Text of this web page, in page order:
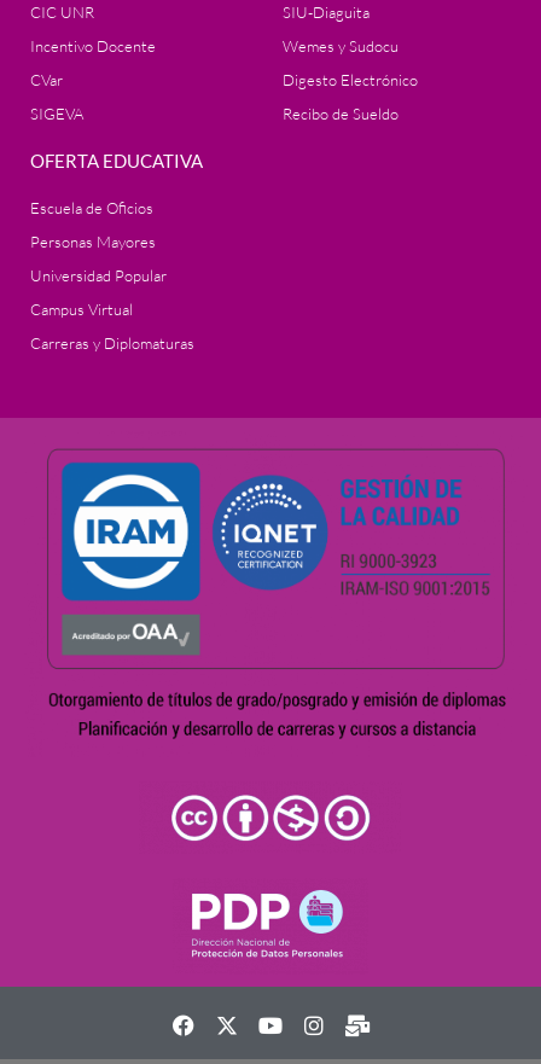
CIC UNR
Incentivo Docente
CVar
SIGEVA
SIU-Diaguita
Wemes y Sudocu
Digesto Electrónico
Recibo de Sueldo
OFERTA EDUCATIVA
Escuela de Oficios
Personas Mayores
Universidad Popular
Campus Virtual
Carreras y Diplomaturas